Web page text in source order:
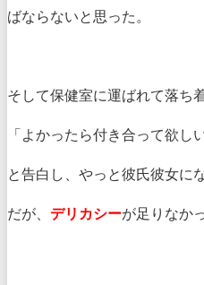
ばならないと思った。
そして保健室に運ばれて落ち
「よかったら付き合って欲しい
と告白し、やっと彼氏彼女に
だが、 デリカシーが足りなか